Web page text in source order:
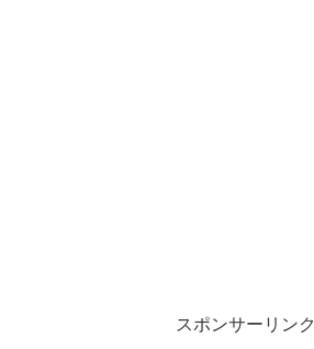
スポンサーリンク